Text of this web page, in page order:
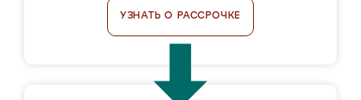
УЗНАТЬ О РАССРОЧКЕ